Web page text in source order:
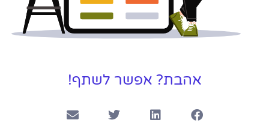
אהבת? אפשר לשתף!